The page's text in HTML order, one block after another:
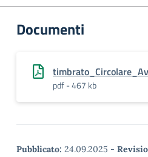
Documenti
pdf - 467 kb
Pubblicato: 24.09.2025 -